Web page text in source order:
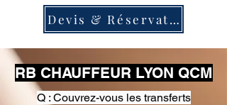
Devis & Réservation
RB CHAUFFEUR LYON QCM
Q : Couvrez-vous les transferts